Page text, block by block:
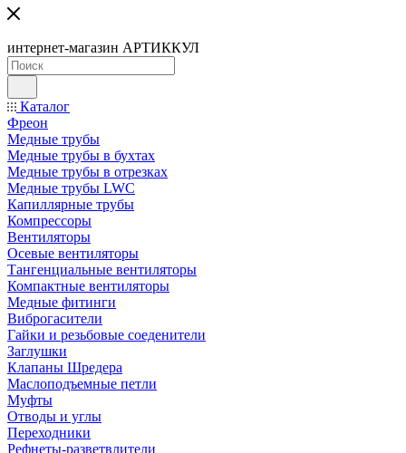
интернет-магазин АРТИККУЛ
Каталог
Фреон
Медные трубы
Медные трубы в бухтах
Медные трубы в отрезках
Медные трубы LWC
Капиллярные трубы
Компрессоры
Вентиляторы
Осевые вентиляторы
Тангенциальные вентиляторы
Компактные вентиляторы
Медные фитинги
Виброгасители
Гайки и резьбовые соеденители
Заглушки
Клапаны Шредера
Маслоподъемные петли
Муфты
Отводы и углы
Переходники
Рефнеты-разветвлители